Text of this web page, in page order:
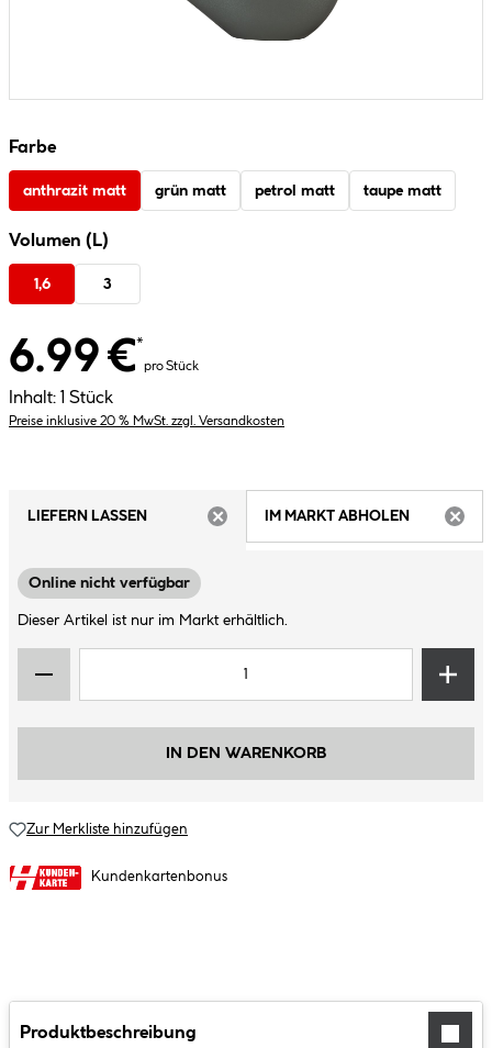
Farbe
anthrazit matt grün matt petrol matt taupe matt
Volumen (L)
1,6 3
6.99 €*
pro Stück
Inhalt: 1 Stück
Preise inklusive 20 % MwSt. zzgl. Versandkosten
LIEFERN LASSEN
IM MARKT ABHOLEN
Online nicht verfügbar
Dieser Artikel ist nur im Markt erhältlich.
IN DEN WARENKORB
Zur Merkliste hinzufügen
Kundenkartenbonus
Produktbeschreibung